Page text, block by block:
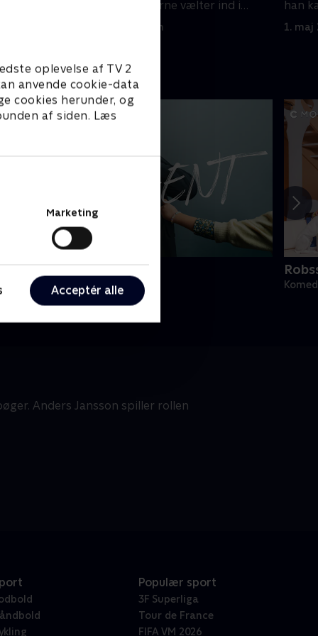
oplevelse af TV 2
anvende cookie-data
cookies herunder, og
af siden. Læs
Marketing
Acceptér alle
julefrokostgæsterne vælter ind i
1. maj 2023 • 44 min
han
1. maj
• 1 sæsoner
Anders Jansson spiller rollen
Populær sport
3F Superliga
Tour de France
FIFA VM 2026